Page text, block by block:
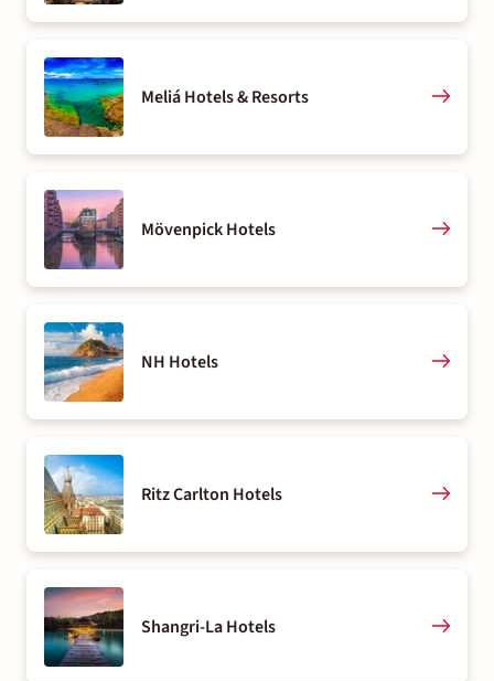
Meliá Hotels & Resorts
Mövenpick Hotels
NH Hotels
Ritz Carlton Hotels
Shangri-La Hotels